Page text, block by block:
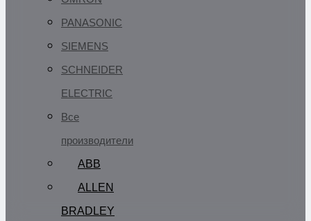
PANASONIC
SIEMENS
SCHNEIDER
ELECTRIC
Все
производители
ABB
ALLEN
BRADLEY